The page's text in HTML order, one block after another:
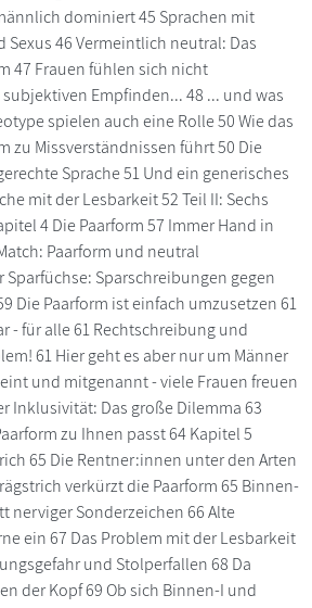
dominiert 45 Sprachen mit
Sexus 46 Vermeintlich neutral: Das
47 Frauen fühlen sich nicht
Empfinden... 48 ... und was
spielen auch eine Rolle 50 Wie das
zu Missverständnissen führt 50 Die
Sprache 51 Und ein generisches
mit der Lesbarkeit 52 Teil II: Sechs
4 Die Paarform 57 Immer Hand in
Paarform und neutral
Sparschreibungen gegen
Die Paarform ist einfach umzusetzen 61
- für alle 61 Rechtschreibung und
61 Hier geht es aber nur um Männer
und mitgenannt - viele Frauen freuen
Inklusivität: Das große Dilemma 63
zu Ihnen passt 64 Kapitel 5
65 Die Rentner:innen unter den Arten
verkürzt die Paarform 65 Binnen-
nerviger Sonderzeichen 66 Alte
ein 67 Das Problem mit der Lesbarkeit
und Stolperfallen 68 Da
der Kopf 69 Ob sich Binnen-I und